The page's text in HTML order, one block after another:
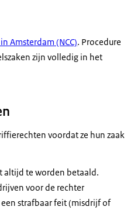
Amsterdam (NCC). Procedure
zijn volledig in het
voordat ze hun zaak
altijd te worden betaald.
voor de rechter
strafbaar feit (misdrijf of